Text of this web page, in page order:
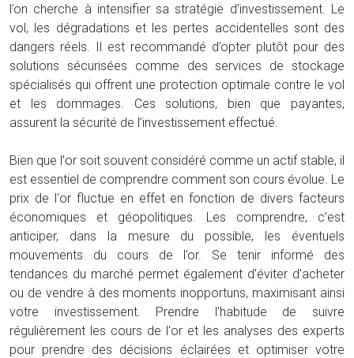
l’on cherche à intensifier sa stratégie d’investissement. Le
vol, les dégradations et les pertes accidentelles sont des
dangers réels. Il est recommandé d’opter plutôt pour des
solutions sécurisées comme des services de stockage
spécialisés qui offrent une protection optimale contre le vol
et les dommages. Ces solutions, bien que payantes,
assurent la sécurité de l’investissement effectué.
Bien que l'or soit souvent considéré comme un actif stable, il
est essentiel de comprendre comment son cours évolue. Le
prix de l'or fluctue en effet en fonction de divers facteurs
économiques et géopolitiques. Les comprendre, c’est
anticiper, dans la mesure du possible, les éventuels
mouvements du cours de l’or. Se tenir informé des
tendances du marché permet également d'éviter d'acheter
ou de vendre à des moments inopportuns, maximisant ainsi
votre investissement. Prendre l'habitude de suivre
régulièrement les cours de l'or et les analyses des experts
pour prendre des décisions éclairées et optimiser votre